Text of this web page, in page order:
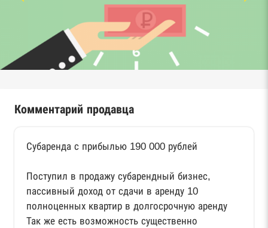
Комментарий продавца
Субаренда с прибылью 190 000 рублей
Поступил в продажу субарендный бизнес,
пассивный доход от сдачи в аренду 10
полноценных квартир в долгосрочную аренду
Так же есть возможность существенно